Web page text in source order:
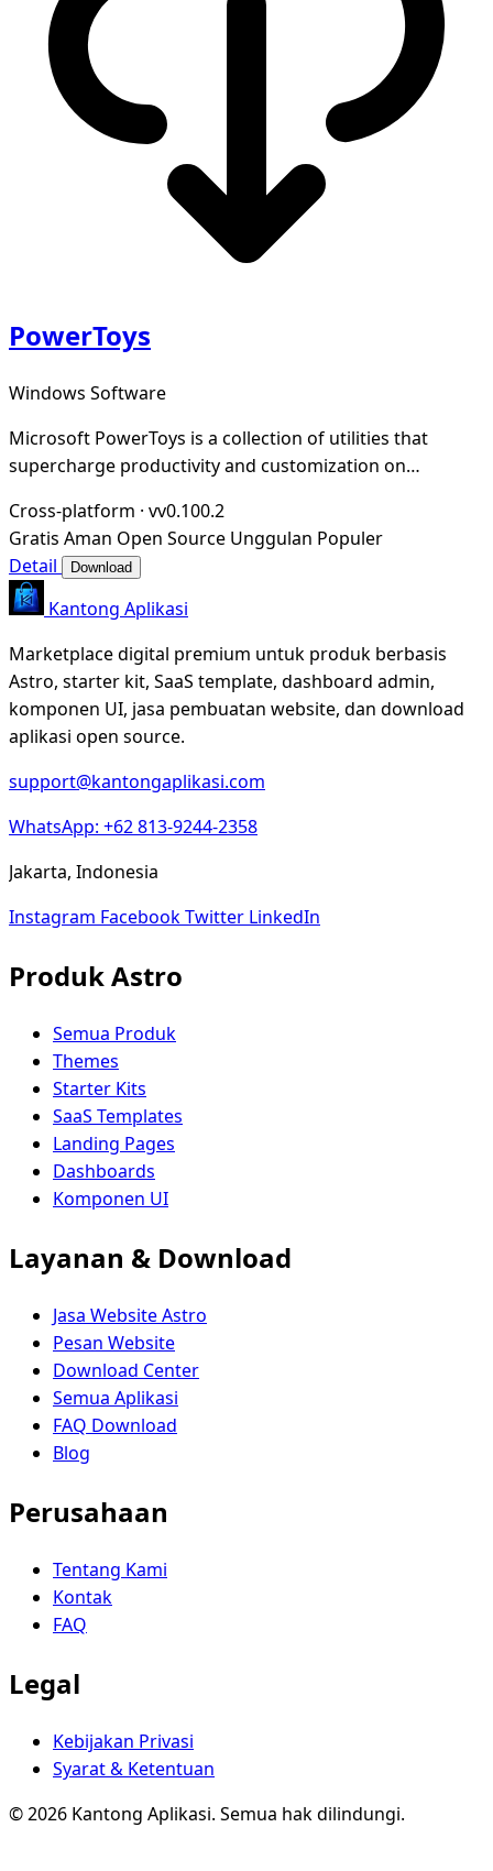
PowerToys
Windows Software
Microsoft PowerToys is a collection of utilities that
supercharge productivity and customization on
Cross-platform · vv0.100.2
Gratis Aman Open Source Unggulan Populer
Detail
Download
Kantong Aplikasi
Marketplace digital premium untuk produk berbasis
Astro, starter kit, SaaS template, dashboard admin,
komponen UI, jasa pembuatan website, dan download
aplikasi open source.
support@kantongaplikasi.com
WhatsApp: +62 813-9244-2358
Jakarta, Indonesia
Instagram FacebookTwitter LinkedIn
Produk Astro
Semua Produk
Themes
Starter Kits
SaaS Templates
Landing Pages
Dashboards
Komponen UI
Layanan & Download
Jasa Website Astro
Pesan Website
Download Center
Semua Aplikasi
FAQ Download
Blog
Perusahaan
Tentang Kami
Kontak
FAQ
Legal
Kebijakan Privasi
Syarat & Ketentuan
© 2026 Kantong Aplikasi. Semua hak dilindungi.